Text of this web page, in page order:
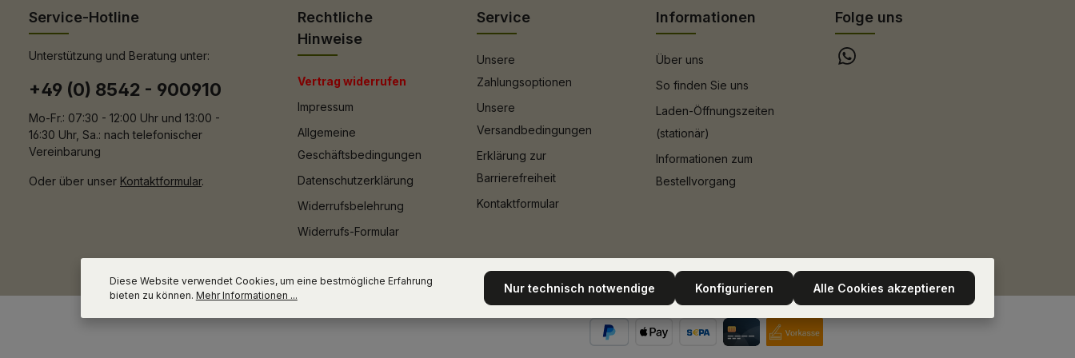
Service-Hotline
Unterstützung und Beratung unter:
+49 (0) 8542 - 900910
Mo-Fr.: 07:30 - 12:00 Uhr und 13:00 -
16:30 Uhr, Sa.: nach telefonischer
Vereinbarung
Oder über unser Kontaktformular.
Rechtliche
Hinweise
Vertrag widerrufen
Impressum
Allgemeine
Geschäftsbedingungen
Datenschutzerklärung
Widerrufsbelehrung
Widerrufs-Formular
Service
Unsere
Zahlungsoptionen
Unsere
Versandbedingungen
Erklärung zur
Barrierefreiheit
Kontaktformular
Informationen
Über uns
So finden Sie uns
Laden-Öffnungszeiten
(stationär)
Informationen zum
Bestellvorgang
Folge uns
Diese Website verwendet Cookies, um eine bestmögliche Erfahrung
bieten zu können. Mehr Informationen ... Nur technisch notwendige Konfigurieren Alle Cookies akzeptieren